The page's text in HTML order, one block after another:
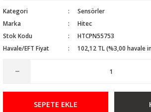
Kategori
Sensörler
Marka
Hitec
Stok Kodu
HTCPN55753
Havale/EFT Fiyat
102,12 TL (%3,00 havale
SEPETE EKLE